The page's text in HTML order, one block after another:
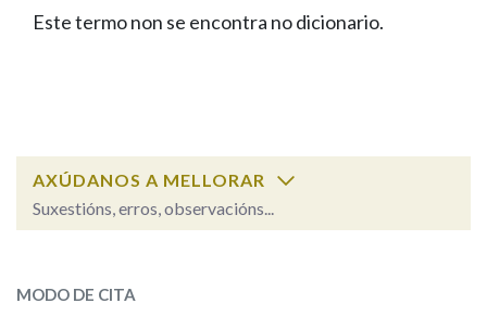
FIGURAS HOMENAXEADAS
PORTAL DAS PALABRAS
Facebook
TwitterYoutubeInstagram
Bluesky
BUSCAR NOS LEMAS
Remata por
Este termo non se encontra no dicionario.
AXÚDANOS A MELLORAR
Suxestións, erros, observacións...
Observación
MODO DE CITA